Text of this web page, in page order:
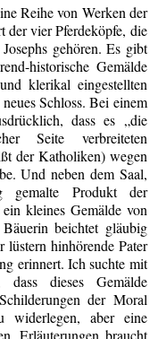
Reihe von Werken der
der vier Pferdeköpfe, die
gehören. Es gibt
historische Gemälde
klerikal eingestellten
Schloss. Bei einem
dass es „die
Seite verbreiteten
der Katholiken) wegen
Und neben dem Saal,
Produkt der
kleines Gemälde von
beichtet gläubig
hinhörende Pater
erinnert. Ich suchte mit
dieses Gemälde
der Moral
widerlegen, aber eine